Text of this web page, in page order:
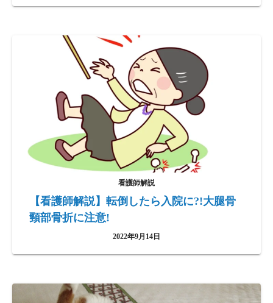
看護師解説
【看護師解説】転倒したら入院に?!大腿骨
頸部骨折に注意!
2022年9月14日